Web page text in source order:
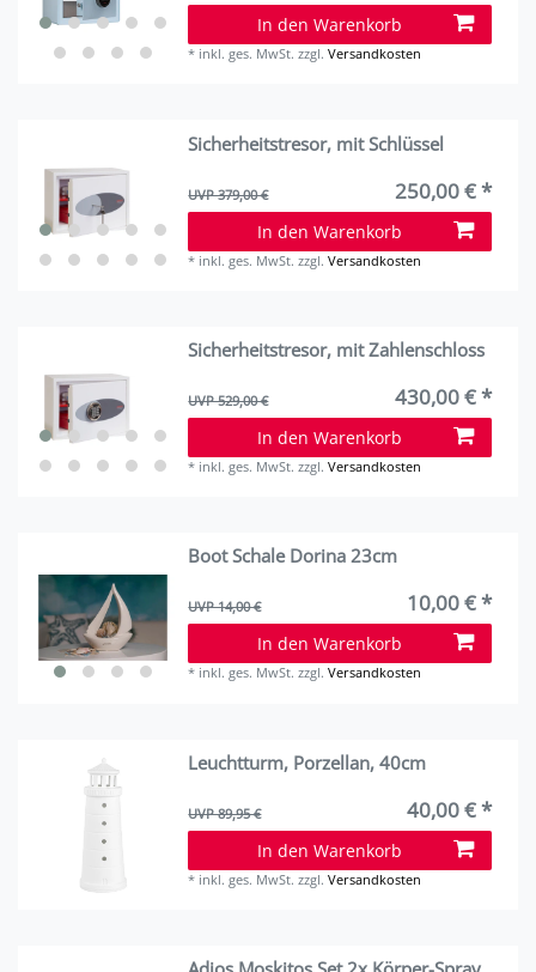
In den Warenkorb
* inkl. ges. MwSt. zzgl.Versandkosten
Sicherheitstresor, mit Schlüssel
UVP 379,00 € 250,00 € *
In den Warenkorb
* inkl. ges. MwSt. zzgl.Versandkosten
Sicherheitstresor, mit Zahlenschloss
UVP 529,00 € 430,00 € *
In den Warenkorb
* inkl. ges. MwSt. zzgl.Versandkosten
Boot Schale Dorina 23cm
UVP 14,00 € 10,00 € *
In den Warenkorb
* inkl. ges. MwSt. zzgl.Versandkosten
Leuchtturm, Porzellan, 40cm
UVP 89,95 € 40,00 € *
In den Warenkorb
* inkl. ges. MwSt. zzgl.Versandkosten